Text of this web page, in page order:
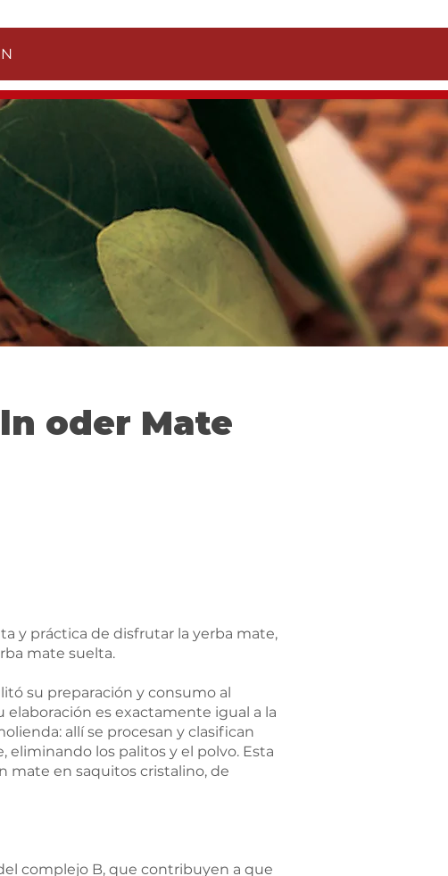
oder Mate
y práctica de disfrutar la yerba mate,
mate suelta.
su preparación y consumo al
elaboración es exactamente igual a la
allí se procesan y clasifican
eliminando los palitos y el polvo. Esta
mate en saquitos cristalino, de
complejo B, que contribuyen a que